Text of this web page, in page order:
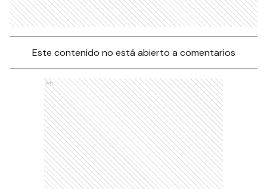
Este contenido no está abierto a comentarios
Ads